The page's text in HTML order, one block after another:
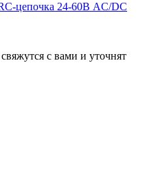
цепочка 24-60В AC/DC
с вами и уточнят